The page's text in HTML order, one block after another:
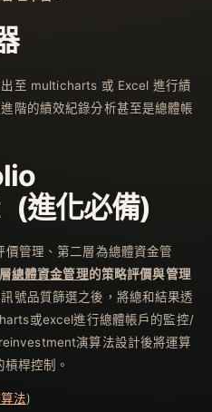
至 multicharts 或 Excel 進行績
階的績效紀錄分析甚至是總體帳
進化必備)
管理、第二層為總體資金管
總體資金管理的策略評價與管理
號品質篩選之後，將總和結果透
或excel進行總體帳戶的監控/
演算法設計後將運算
桿控制。
法)